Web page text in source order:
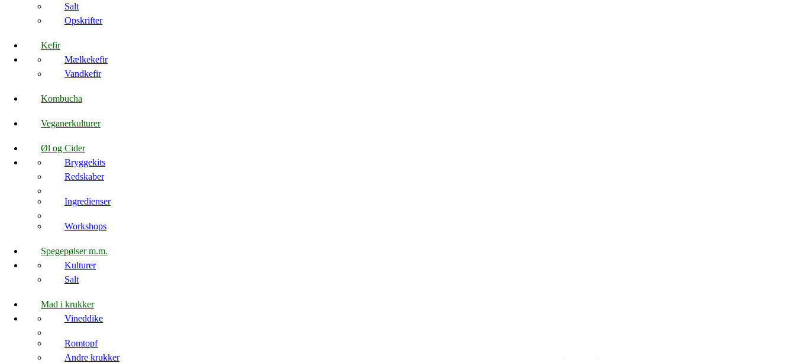
Salt
Opskrifter
Kefir
Mælkekefir
Vandkefir
Kombucha
Veganerkulturer
Øl og Cider
Bryggekits
Redskaber
Ingredienser
Workshops
Spegepølser m.m.
Kulturer
Salt
Mad i krukker
Vineddike
Romtopf
Andre krukker